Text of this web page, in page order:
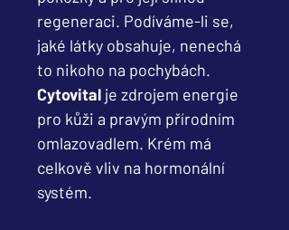
regeneraci. Podíváme-li se,
jaké látky obsahuje, nenechá
to nikoho na pochybách.
Cytovital je zdrojem energie
pro kůži a pravým přírodním
omlazovadlem. Krém má
celkově vliv na hormonální
systém.